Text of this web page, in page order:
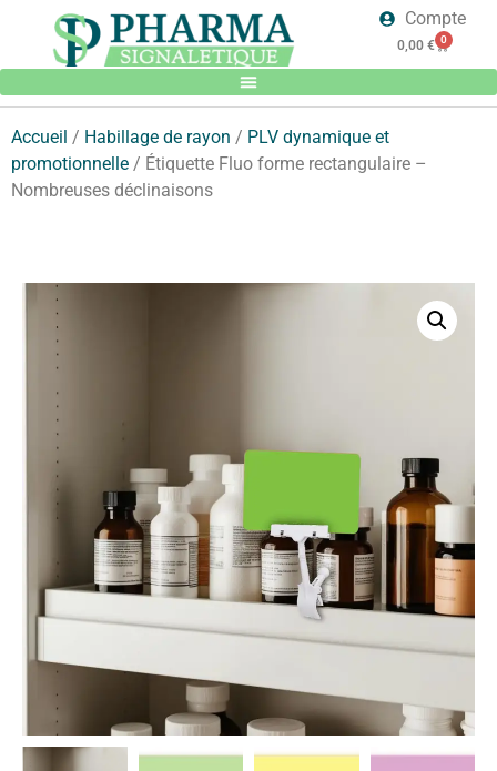
Compte
0,00 € 0
Accueil / Habillage de rayon / PLV dynamique et
promotionnelle / Étiquette Fluo forme rectangulaire –
Nombreuses déclinaisons